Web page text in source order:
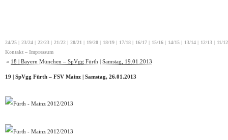
24/25 | 23/24 | 22/23 | 21/22 | 20/21 | 19/20 | 18/19 | 17/18 | 16/17 | 15/16 | 14/15 | 13/14 | 12/13 | 11/12
Kontakt – Impressum
« 18 | Bayern München – SpVgg Fürth | Samstag, 19.01.2013
19 | SpVgg Fürth – FSV Mainz | Samstag, 26.01.2013